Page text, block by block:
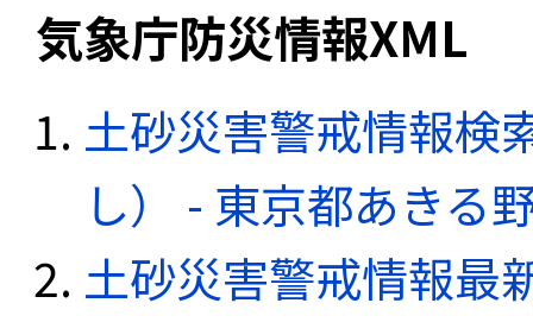
気象庁防災情報XML
土砂災害警戒情報検
し） - 東京都あきる
土砂災害警戒情報最